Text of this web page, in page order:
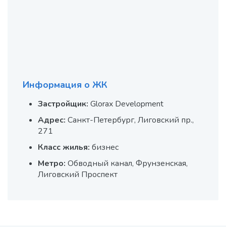
Информация о ЖК
Застройщик: Glorax Development
Адрес: Санкт-Петербург, Лиговский пр.,
271
Класс жилья: бизнес
Метро: Обводный канал, Фрунзенская,
Лиговский Проспект